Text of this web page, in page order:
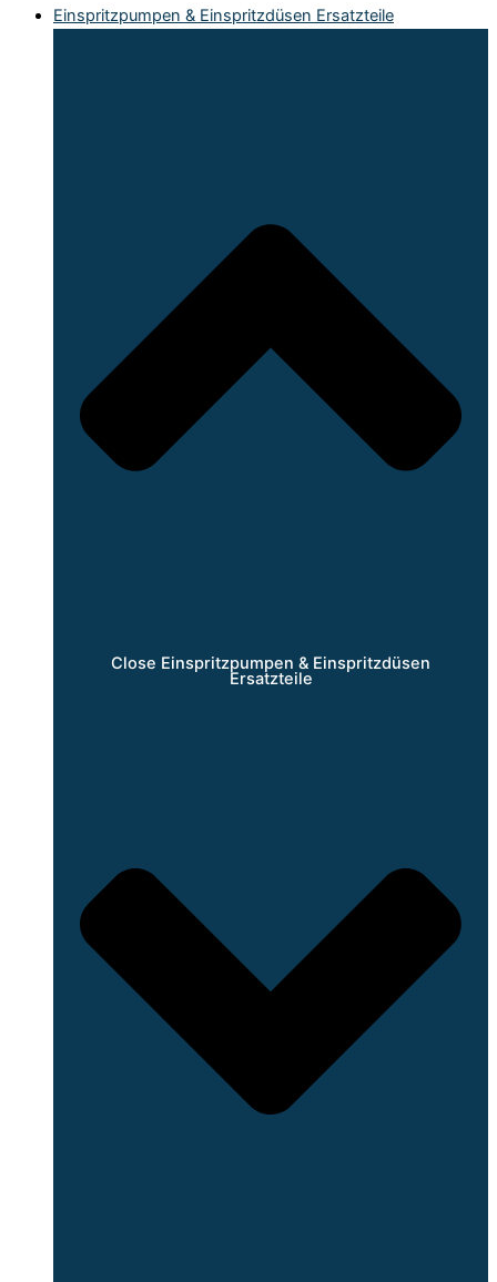
Einspritzpumpen & Einspritzdüsen Ersatzteile
Close Einspritzpumpen & Einspritzdüsen
Ersatzteile